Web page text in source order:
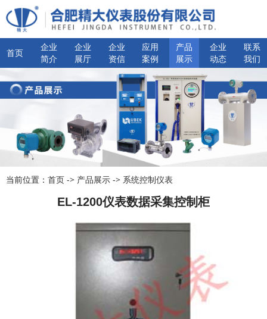
首页
企业
简介
企业
展厅
企业
资信
应用
案例
产品
展示
企业
动态
联系
我们
当前位置： 首页 -> 产品展示 -> 系统控制仪表
EL-1200仪表数据采集控制柜